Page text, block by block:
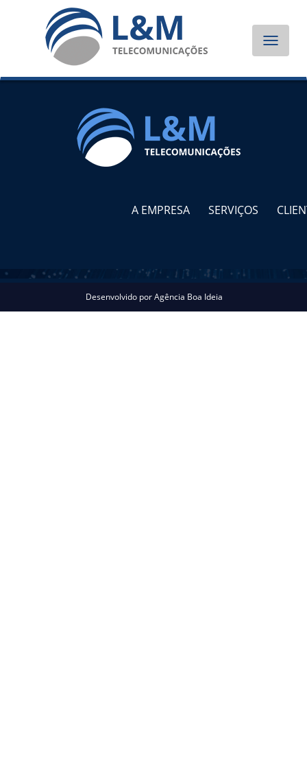
Toggle
A EMPRESA SERVIÇOS
Desenvolvido porAgência Boa Ideia